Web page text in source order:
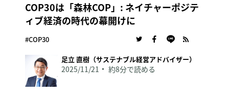
COP30は「森林COP」: ネイチャーポジテ
ィブ経済の時代の幕開けに
#COP30
足立 直樹（サステナブル経営アドバイザー）
2025/11/21 約8分で読める